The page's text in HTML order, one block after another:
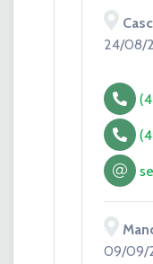
24/08/
09/09/